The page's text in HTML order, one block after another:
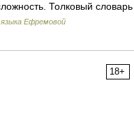
Толковый словарь
Ефремовой
18+